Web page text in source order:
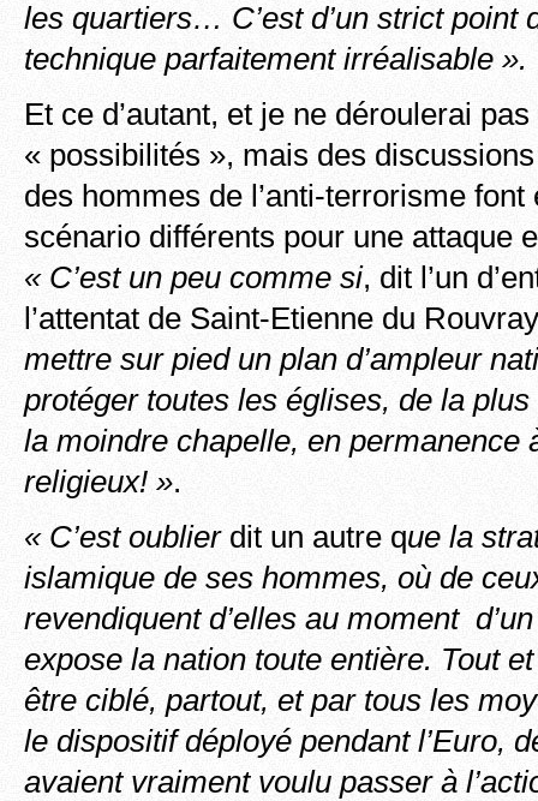
les quartiers… C’est d’un strict point
technique parfaitement irréalisable ».
Et ce d’autant, et je ne déroulerai
« possibilités », mais des
des hommes de l’anti-terrorisme font
scénario différents pour une attaque
« C’est un peu comme si, dit l’un
l’attentat de Saint-Etienne du
mettre sur pied un plan d’ampleur
protéger toutes les églises, de la
la moindre chapelle, en permanence
religieux! ».
« C’est oublierdit un autre que la
islamique de ses hommes, où de
revendiquent d’elles au moment
expose la nation toute entière. Tout
être ciblé, partout, et par tous les
le dispositif déployé pendant l’Euro,
avaient vraiment voulu passer à